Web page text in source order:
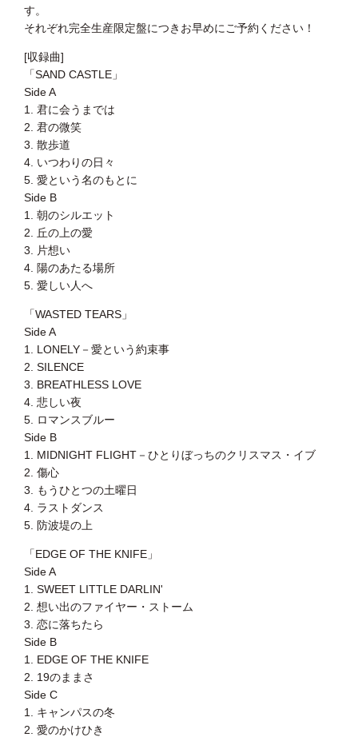
す。
それぞれ完全生産限定盤につきお早めにご予約ください！
[収録曲]
「SAND CASTLE」
Side A
1. 君に会うまでは
2. 君の微笑
3. 散歩道
4. いつわりの日々
5. 愛という名のもとに
Side B
1. 朝のシルエット
2. 丘の上の愛
3. 片想い
4. 陽のあたる場所
5. 愛しい人へ
「WASTED TEARS」
Side A
1. LONELY－愛という約束事
2. SILENCE
3. BREATHLESS LOVE
4. 悲しい夜
5. ロマンスブルー
Side B
1. MIDNIGHT FLIGHT－ひとりぼっちのクリスマス・イブ
2. 傷心
3. もうひとつの土曜日
4. ラストダンス
5. 防波堤の上
「EDGE OF THE KNIFE」
Side A
1. SWEET LITTLE DARLIN'
2. 想い出のファイヤー・ストーム
3. 恋に落ちたら
Side B
1. EDGE OF THE KNIFE
2. 19のままさ
Side C
1. キャンパスの冬
2. 愛のかけひき